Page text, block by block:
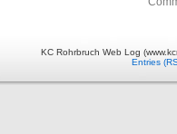
KC Rohrbruch Web Log
Entries